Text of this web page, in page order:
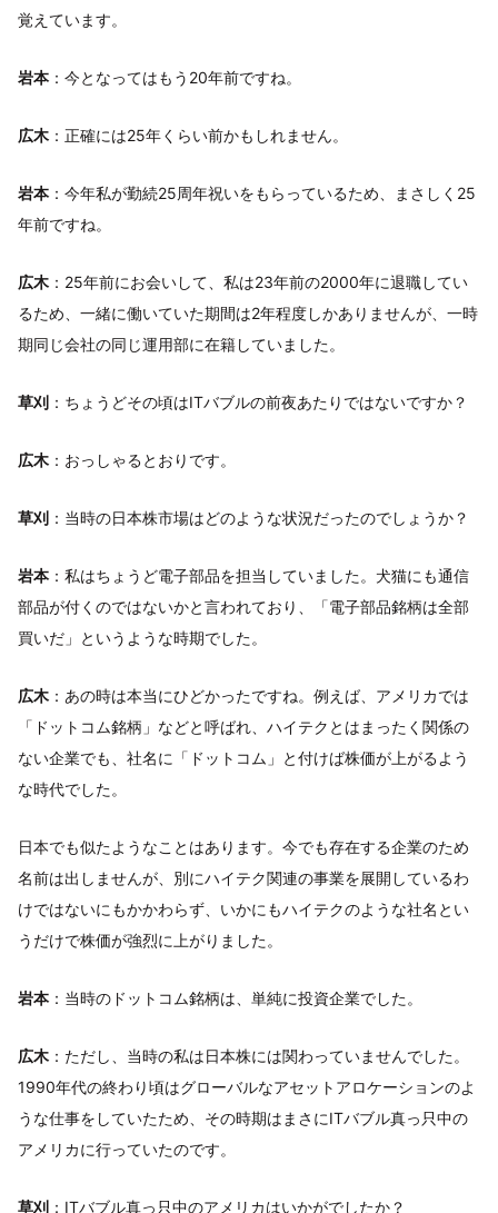
覚えています。
岩本 ：今となってはもう20年前ですね。
広木 ：正確には25年くらい前かもしれません。
岩本 ：今年私が勤続25周年祝いをもらっているため、まさしく25
年前ですね。
広木 ：25年前にお会いして、私は23年前の2000年に退職してい
るため、一緒に働いていた期間は2年程度しかありませんが、一時
期同じ会社の同じ運用部に在籍していました。
草刈 ：ちょうどその頃はITバブルの前夜あたりではないですか？
広木 ：おっしゃるとおりです。
草刈 ：当時の日本株市場はどのような状況だったのでしょうか？
岩本 ：私はちょうど電子部品を担当していました。犬猫にも通信
部品が付くのではないかと言われており、「電子部品銘柄は全部
買いだ」というような時期でした。
広木 ：あの時は本当にひどかったですね。例えば、アメリカでは
「ドットコム銘柄」などと呼ばれ、ハイテクとはまったく関係の
ない企業でも、社名に「ドットコム」と付けば株価が上がるよう
な時代でした。
日本でも似たようなことはあります。今でも存在する企業のため
名前は出しませんが、別にハイテク関連の事業を展開しているわ
けではないにもかかわらず、いかにもハイテクのような社名とい
うだけで株価が強烈に上がりました。
岩本 ：当時のドットコム銘柄は、単純に投資企業でした。
広木 ：ただし、当時の私は日本株には関わっていませんでした。
1990年代の終わり頃はグローバルなアセットアロケーションのよ
うな仕事をしていたため、その時期はまさにITバブル真っ只中の
アメリカに行っていたのです。
草刈 ：ITバブル真っ只中のアメリカはいかがでしたか？